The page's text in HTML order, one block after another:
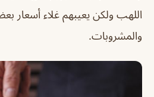
اللهب ولكن يعيبهم غلاء أسعار
والمشروبات.